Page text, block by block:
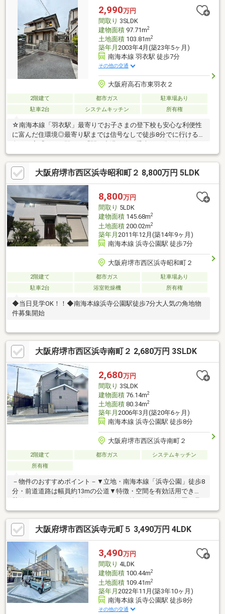
便局まで約270ｍご内覧ご希望の際は、お気軽にお問い合わせく
2,990万円
間取り 3SLDK
建物面積97.71m2
土地面積103.81m2
築年月 2003年4月(築23年5ヶ月)
南海本線 羽衣駅 徒歩7分
その他の交通
大阪府高石市東羽衣２
2階建て 都市ガス
駐車場あり
駐車2台
システムキッチン 所有権
☆南海本線「羽衣駅」最寄りでお子さまの登下校も安心な利便性
に富んだ住環境◎最寄り駅までは信号なしで徒歩8分でに行ける特
通勤通学に大変便利な駅の利用ができます！子育て世代の多く住
むエリアですのでお子さまの登下校も安心の好立地です♪東羽衣小
学校 徒歩６分/高石中学校 徒歩１３分☆サンルームつき３LDK
のお家！防音サッシ、14mm複相ガラス、小窓以外の全窓シャッ
ター完備で留守でも安心な設計玄関からリビング部分へ直接入れ
る扉がありダイニングを見せずにお客様を通せるプライバシーに
配慮されたお家高い建物が近隣ないので通風採光良好◎
大阪府堺市西区浜寺昭和町２ 8,800万円 5LDK
8,800万円
間取り 5LDK
建物面積145.68m2
土地面積200.02m2
築年月 2011年12月(築14年9ヶ月)
南海本線 浜寺公園駅 徒歩7分
大阪府堺市西区浜寺昭和町２
2階建て 都市ガス
駐車場あり
駐車2台
浴室乾燥機 所有権
◆当日見学OK！！◆南海本線浜寺公園駅徒歩7分大人気の角地物
件募集開始
大阪府堺市西区浜寺南町２ 2,680万円 3SLDK
2,680万円
間取り 3SLDK
建物面積76.14m2
土地面積80.34m2
築年月 2006年3月(築20年6ヶ月)
南海本線 浜寺公園駅 徒歩8分
大阪府堺市西区浜寺南町２
2階建て 都市ガス
システムキッチン
所有権
－物件のおすすめポイント－▼立地・南海本線「浜寺公園」徒歩8
分・前道道路は幅員約13mの公道▼特徴・空間を有効活用できる
をのばしてくつろげる和室有・多目的に利用可能な約3.0帖の納戸
有・各階にトイレがあり、来客時も気兼ねなく使用可能・2026年
7月ハウスクリーニング済・駐車場有(車種による)▼周辺環境・浜
寺昭和小学校 徒歩7分(約560m)・浜寺公園 徒歩9分(約700m)■ ご
希望の住まい探しをお手伝いします ━━━━━・・・物件の詳
細・ご相談はお気軽にお問い合わせください。
大阪府堺市西区浜寺元町５ 3,490万円 4LDK
3,490万円
間取り 4LDK
建物面積100.44m2
土地面積109.41m2
築年月 2022年11月(築3年10ヶ月)
南海本線 浜寺公園駅 徒歩8分
その他の交通